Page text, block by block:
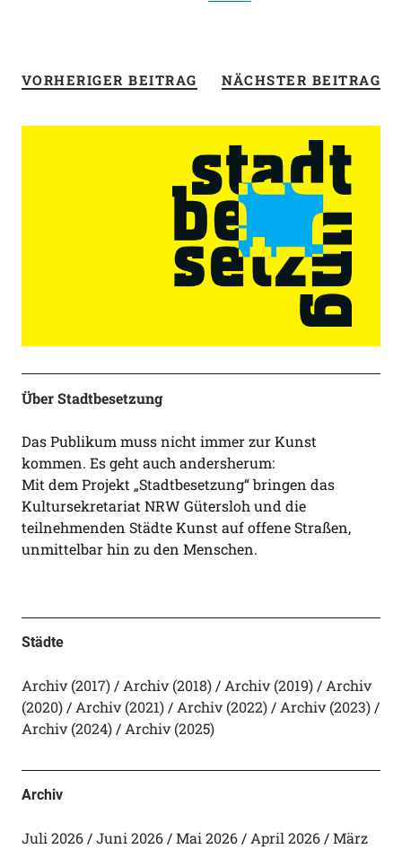
VORHERIGER BEITRAG NÄCHSTER BEITRAG
Über Stadtbesetzung
Das Publikum muss nicht immer zur Kunst
kommen. Es geht auch andersherum:
Mit dem Projekt „Stadtbesetzung“ bringen das
Kultursekretariat NRW Gütersloh und die
teilnehmenden Städte Kunst auf offene Straßen,
unmittelbar hin zu den Menschen.
Städte
Archiv (2017) Archiv (2018) Archiv (2019)
Archiv
(2020)
Archiv (2021) Archiv (2022)
Archiv (2023)
Archiv (2024)
Archiv (2025)
Archiv
Juli 2026 Juni 2026 Mai 2026 April 2026
März